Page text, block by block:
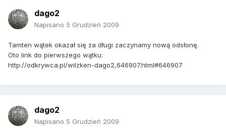
dago2
Napisano 5 Grudzień 2009
Tamten wątek okazał się za długi zaczynamy nową odsłonę.
Oto link do pierwszego wątku:
http://odkrywca.pl/wilzken-dago2,646907.html#646907
dago2
Napisano 5 Grudzień 2009